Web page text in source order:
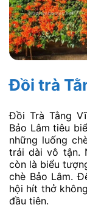
Đồi trà
Đồi Trà Tằng
Bảo Lâm tiêu
những luống
trải dài vô tận.
còn là biểu
chè Bảo Lâm.
hội hít thở
đầu tiên.